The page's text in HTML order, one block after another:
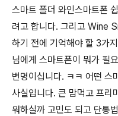
스마트 폴더 와인스마트폰
려고 합니다. 그리고 Wine
하기 전에 기억해야 할 3가
님에게 스마트폰이 뭐가 필
변명이십니다. ㅋㅋ 어떤 스
사실입니다. 큰 맘먹고 프리
워하실까 고민도 되고 단통